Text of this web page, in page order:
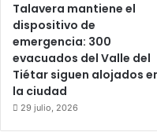
Talavera mantiene el
dispositivo de
emergencia: 300
evacuados del Valle del
Tiétar siguen alojados
la ciudad
29 julio, 2026